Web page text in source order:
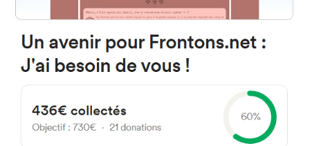
RECHERCHER UN FRONTON
PROPOSER UN FRONTON
48004 Bilbo, Bizkaia Espagne
Kalea Sagarminaga 30003